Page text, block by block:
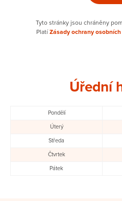
Tyto stránky jsou chráněny
PlatíZásady ochrany
Úřední
Pondělí
Úterý
Středa
Čtvrtek
Pátek